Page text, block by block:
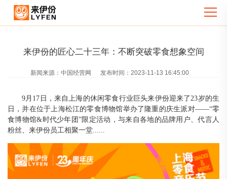
来伊份的匠心二十三年：不断突破零食想象空间
新闻来源： 中国经营网 发布时间： 2023-11-13 16:45:00
9月 17 日，来自上海的休闲零食行业巨头来伊份迎来了23岁的生
日，并在位于上海松江的零食博物馆举办了隆重的庆生派对——“零
食博物馆&时代少年团”限定活动，与来自各地的品牌用户、代言人
粉丝、来伊份员工相聚一堂......